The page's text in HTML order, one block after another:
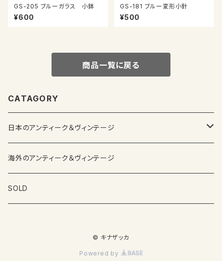
GS-205 ブルーガラス 小鉢
¥600
GS-181 ブルー変形小針
¥500
商品一覧に戻る
CATAGORY
日本のアンティーク＆ヴィンテージ
カップ＆ソーサー
ガラス製品
海外のアンティーク＆ヴィンテージ
SOLD
© キナザッカ
Powered by